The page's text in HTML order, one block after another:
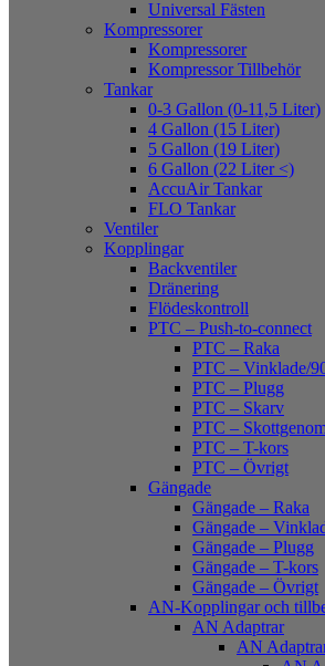
Universal Fästen
Kompressorer
Kompressorer
Kompressor Tillbehör
Tankar
0-3 Gallon (0-11,5 Liter)
4 Gallon (15 Liter)
5 Gallon (19 Liter)
6 Gallon (22 Liter <)
AccuAir Tankar
FLO Tankar
Ventiler
Kopplingar
Backventiler
Dränering
Flödeskontroll
PTC – Push-to-connect
PTC – Raka
PTC – Vinklade/
PTC – Plugg
PTC – Skarv
PTC –
PTC – T-kors
PTC – Övrigt
Gängade
Gängade – Raka
Gängade –
Gängade – Plugg
Gängade – T-kors
Gängade – Övrigt
AN-Kopplingar och
AN Adaptrar
AN